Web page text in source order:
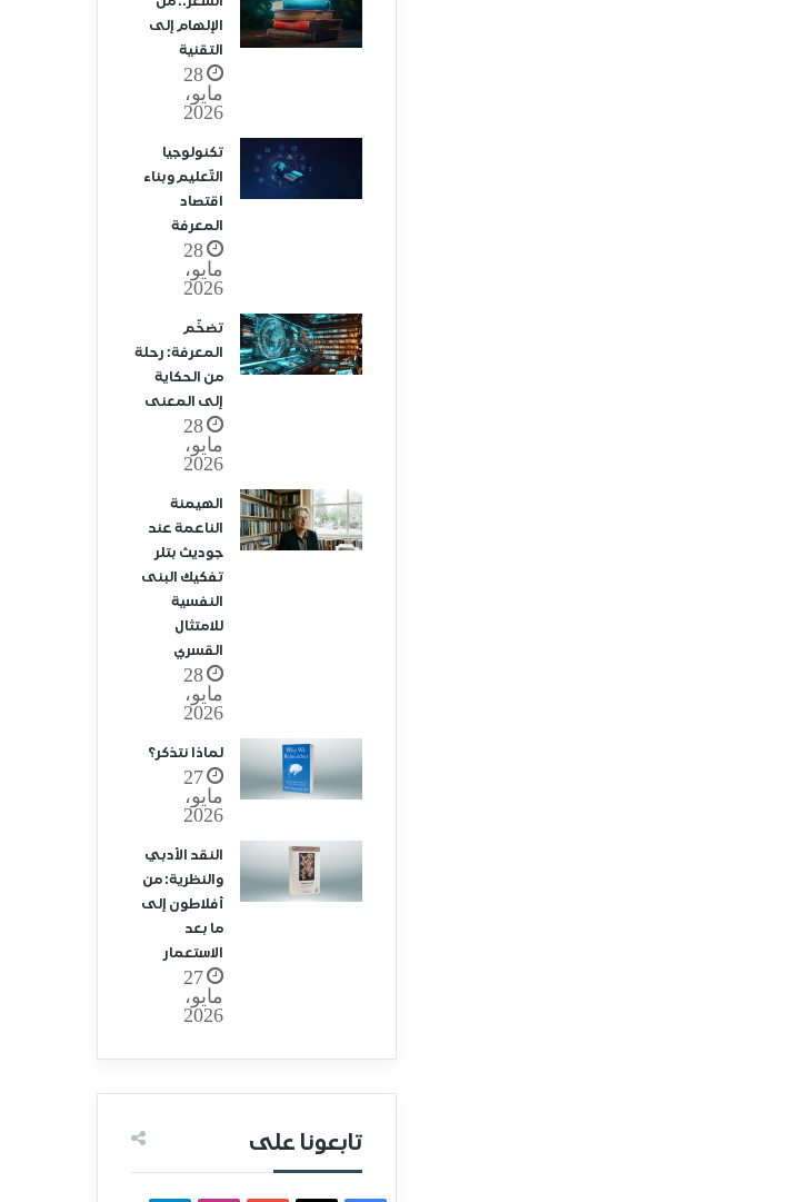
الإلهام إلى
التقنية
28
مايو،
2026
تكنولوجيا
التّعليم وبناء
اقتصاد
المعرفة
28
مايو،
2026
تضخّم
المعرفة: رحلة
من الحكاية
إلى المعنى
28
مايو،
2026
الهيمنة
الناعمة عند
جوديث بتلر
تفكيك البنى
النفسية
للامتثال
القسري
28
مايو،
2026
لماذا نتذكر؟
27
مايو،
2026
النقد الأدبي
والنظرية: من
أفلاطون إلى
ما بعد
الاستعمار
27
مايو،
2026
تابعونا على